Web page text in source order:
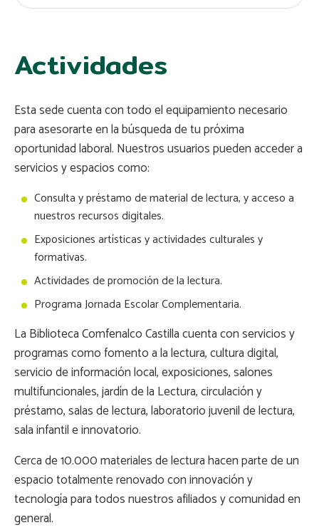
Actividades
Esta sede cuenta con todo el equipamiento necesario
para asesorarte en la búsqueda de tu próxima
oportunidad laboral. Nuestros usuarios pueden acceder a
servicios y espacios como:
Consulta y préstamo de material de lectura, y acceso a
nuestros recursos digitales.
Exposiciones artísticas y actividades culturales y
formativas.
Actividades de promoción de la lectura.
Programa Jornada Escolar Complementaria.
La Biblioteca Comfenalco Castilla cuenta con servicios y
programas como fomento a la lectura, cultura digital,
servicio de información local, exposiciones, salones
multifuncionales, jardín de la Lectura, circulación y
préstamo, salas de lectura, laboratorio juvenil de lectura,
sala infantil e innovatorio.
Cerca de 10.000 materiales de lectura hacen parte de un
espacio totalmente renovado con innovación y
tecnología para todos nuestros afiliados y comunidad en
general.